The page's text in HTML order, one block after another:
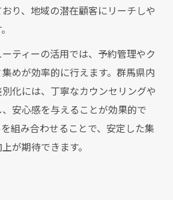
り、地域の潜在顧客にリーチしや
ティーの活用では、予約管理やク
めが効率的に行えます。群馬県内
化には、丁寧なカウンセリングや
安心感を与えることが効果的で
組み合わせることで、安定した集
が期待できます。